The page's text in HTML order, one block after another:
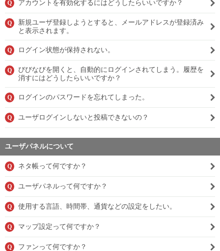
Q アカウントを有効化するにはどうしたらいいですか？
Q
新規ユーザ登録しようとすると、メールアドレスが登録済み
と表示されます。
Q ログイン状態が保持されない。
Q
びびなびを開くと、自動的にログインされてしまう。履歴を
消すにはどうしたらいいですか？
Q ログインのパスワードを忘れてしまった。
Q ユーザログインしないと投稿できないの？
ユーザパネルについて
Q ネタ帳って何ですか？
Q ユーザパネルって何ですか？
Q 使用する言語、時間帯、通貨などの設定をしたい。
Q マップ設定って何ですか？
Q ファンって何ですか？